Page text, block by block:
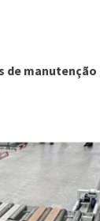
de manutenção